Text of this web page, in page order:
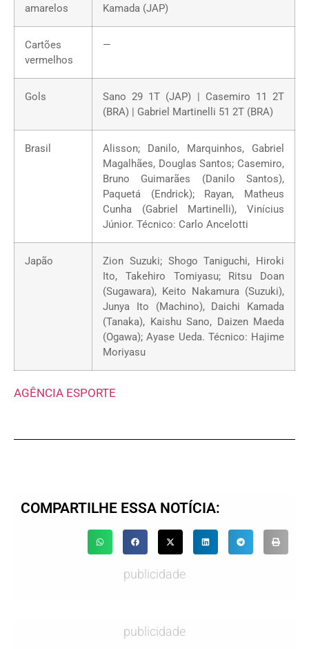
amarelos
Kamada (JAP)
Cartões
vermelhos
—
Gols
Sano 29 1T (JAP) | Casemiro 11 2T
(BRA) | Gabriel Martinelli 51 2T (BRA)
Brasil
Alisson; Danilo, Marquinhos, Gabriel
Magalhães, Douglas Santos; Casemiro,
Bruno Guimarães (Danilo Santos),
Paquetá (Endrick); Rayan, Matheus
Cunha (Gabriel Martinelli), Vinícius
Júnior. Técnico: Carlo Ancelotti
Japão
Zion Suzuki; Shogo Taniguchi, Hiroki
Ito, Takehiro Tomiyasu; Ritsu Doan
(Sugawara), Keito Nakamura (Suzuki),
Junya Ito (Machino), Daichi Kamada
(Tanaka), Kaishu Sano, Daizen Maeda
(Ogawa); Ayase Ueda. Técnico: Hajime
Moriyasu
AGÊNCIA ESPORTE
COMPARTILHE ESSA NOTÍCIA:
publicidade
publicidade